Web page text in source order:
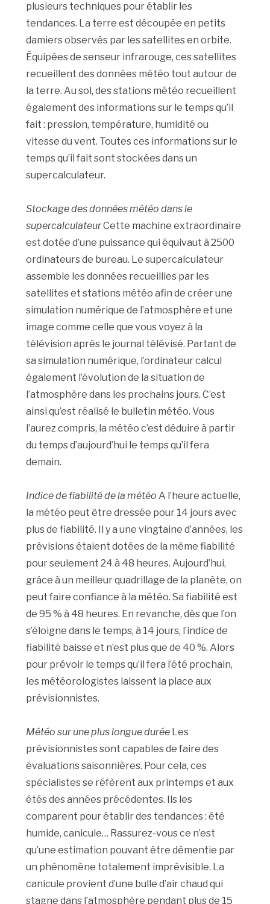
plusieurs techniques pour établir les
tendances. La terre est découpée en petits
damiers observés par les satellites en orbite.
Équipées de senseur infrarouge, ces satellites
recueillent des données météo tout autour de
la terre. Au sol, des stations météo recueillent
également des informations sur le temps qu’il
fait : pression, température, humidité ou
vitesse du vent. Toutes ces informations sur le
temps qu’il fait sont stockées dans un
supercalculateur.
Stockage des données météo dans le
supercalculateurCette machine extraordinaire
est dotée d’une puissance qui équivaut à 2500
ordinateurs de bureau. Le supercalculateur
assemble les données recueillies par les
satellites et stations météo afin de créer une
simulation numérique de l’atmosphère et une
image comme celle que vous voyez à la
télévision après le journal télévisé. Partant de
sa simulation numérique, l’ordinateur calcul
également l’évolution de la situation de
l’atmosphère dans les prochains jours. C’est
ainsi qu’est réalisé le bulletin météo. Vous
l’aurez compris, la météo c’est déduire à partir
du temps d’aujourd’hui le temps qu’il fera
demain.
Indice de fiabilité de la météo A l’heure actuelle,
la météo peut être dressée pour 14 jours avec
plus de fiabilité. Il y a une vingtaine d’années, les
prévisions étaient dotées de la même fiabilité
pour seulement 24 à 48 heures. Aujourd’hui,
grâce à un meilleur quadrillage de la planète, on
peut faire confiance à la météo. Sa fiabilité est
de 95 % à 48 heures. En revanche, dès que l’on
s’éloigne dans le temps, à 14 jours, l’indice de
fiabilité baisse et n’est plus que de 40 %. Alors
pour prévoir le temps qu’il fera l’été prochain,
les météorologistes laissent la place aux
prévisionnistes.
Météo sur une plus longue durée Les
prévisionnistes sont capables de faire des
évaluations saisonnières. Pour cela, ces
spécialistes se réfèrent aux printemps et aux
étés des années précédentes. Ils les
comparent pour établir des tendances : été
humide, canicule… Rassurez-vous ce n’est
qu’une estimation pouvant être démentie par
un phénomène totalement imprévisible. La
canicule provient d’une bulle d’air chaud qui
stagne dans l’atmosphère pendant plus de 15